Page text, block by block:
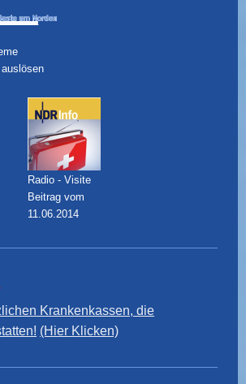
Radio - Visite
Beitrag vom
11.06.2014
Krankenkassen, die
(Hier Klicken)